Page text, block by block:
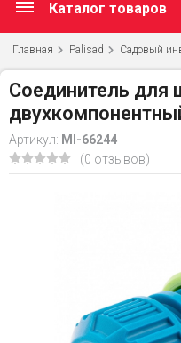
Каталог товаров
Главная Palisad Садовый
Соединитель для
Артикул: MI-66244
(0 отзывов)